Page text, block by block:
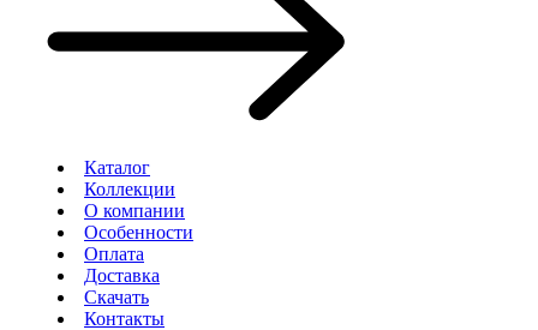
Каталог
Коллекции
О компании
Особенности
Оплата
Доставка
Скачать
Контакты